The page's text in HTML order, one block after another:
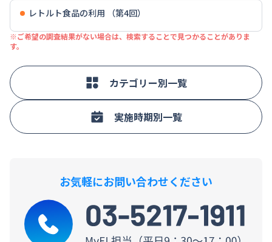
レトルト食品の利用 （第4回）
※ご希望の調査結果がない場合は、検索することで見つかることがありま
す。
カテゴリー別一覧
実施時期別一覧
お気軽にお問い合わせください